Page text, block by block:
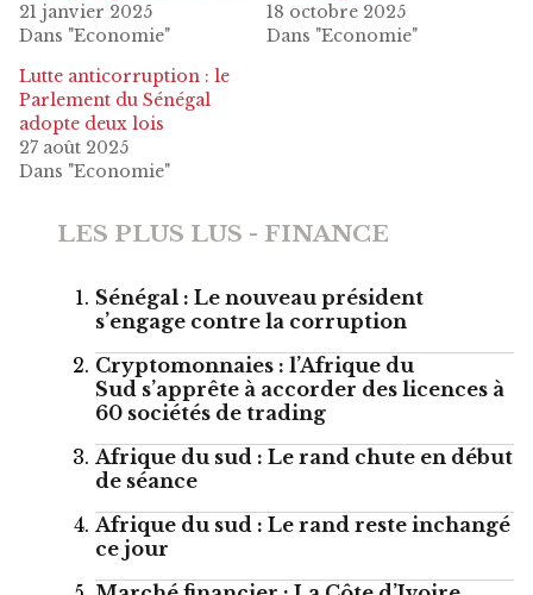
21 janvier 2025
Dans "Economie"
18 octobre 2025
Dans "Economie"
Lutte anticorruption : le
Parlement du Sénégal
adopte deux lois
27 août 2025
Dans "Economie"
LES PLUS LUS - FINANCE
Sénégal : Le nouveau président
s’engage contre la corruption
Cryptomonnaies : l’Afrique du
Sud s’apprête à accorder des licences à
60 sociétés de trading
Afrique du sud : Le rand chute en début
de séance
Afrique du sud : Le rand reste inchangé
ce jour